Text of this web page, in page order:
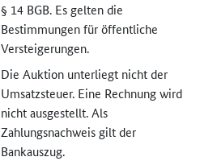
§ 14 BGB. Es gelten die
Bestimmungen für öffentliche
Versteigerungen.
Die Auktion unterliegt nicht der
Umsatzsteuer. Eine Rechnung wird
nicht ausgestellt. Als
Zahlungsnachweis gilt der
Bankauszug.